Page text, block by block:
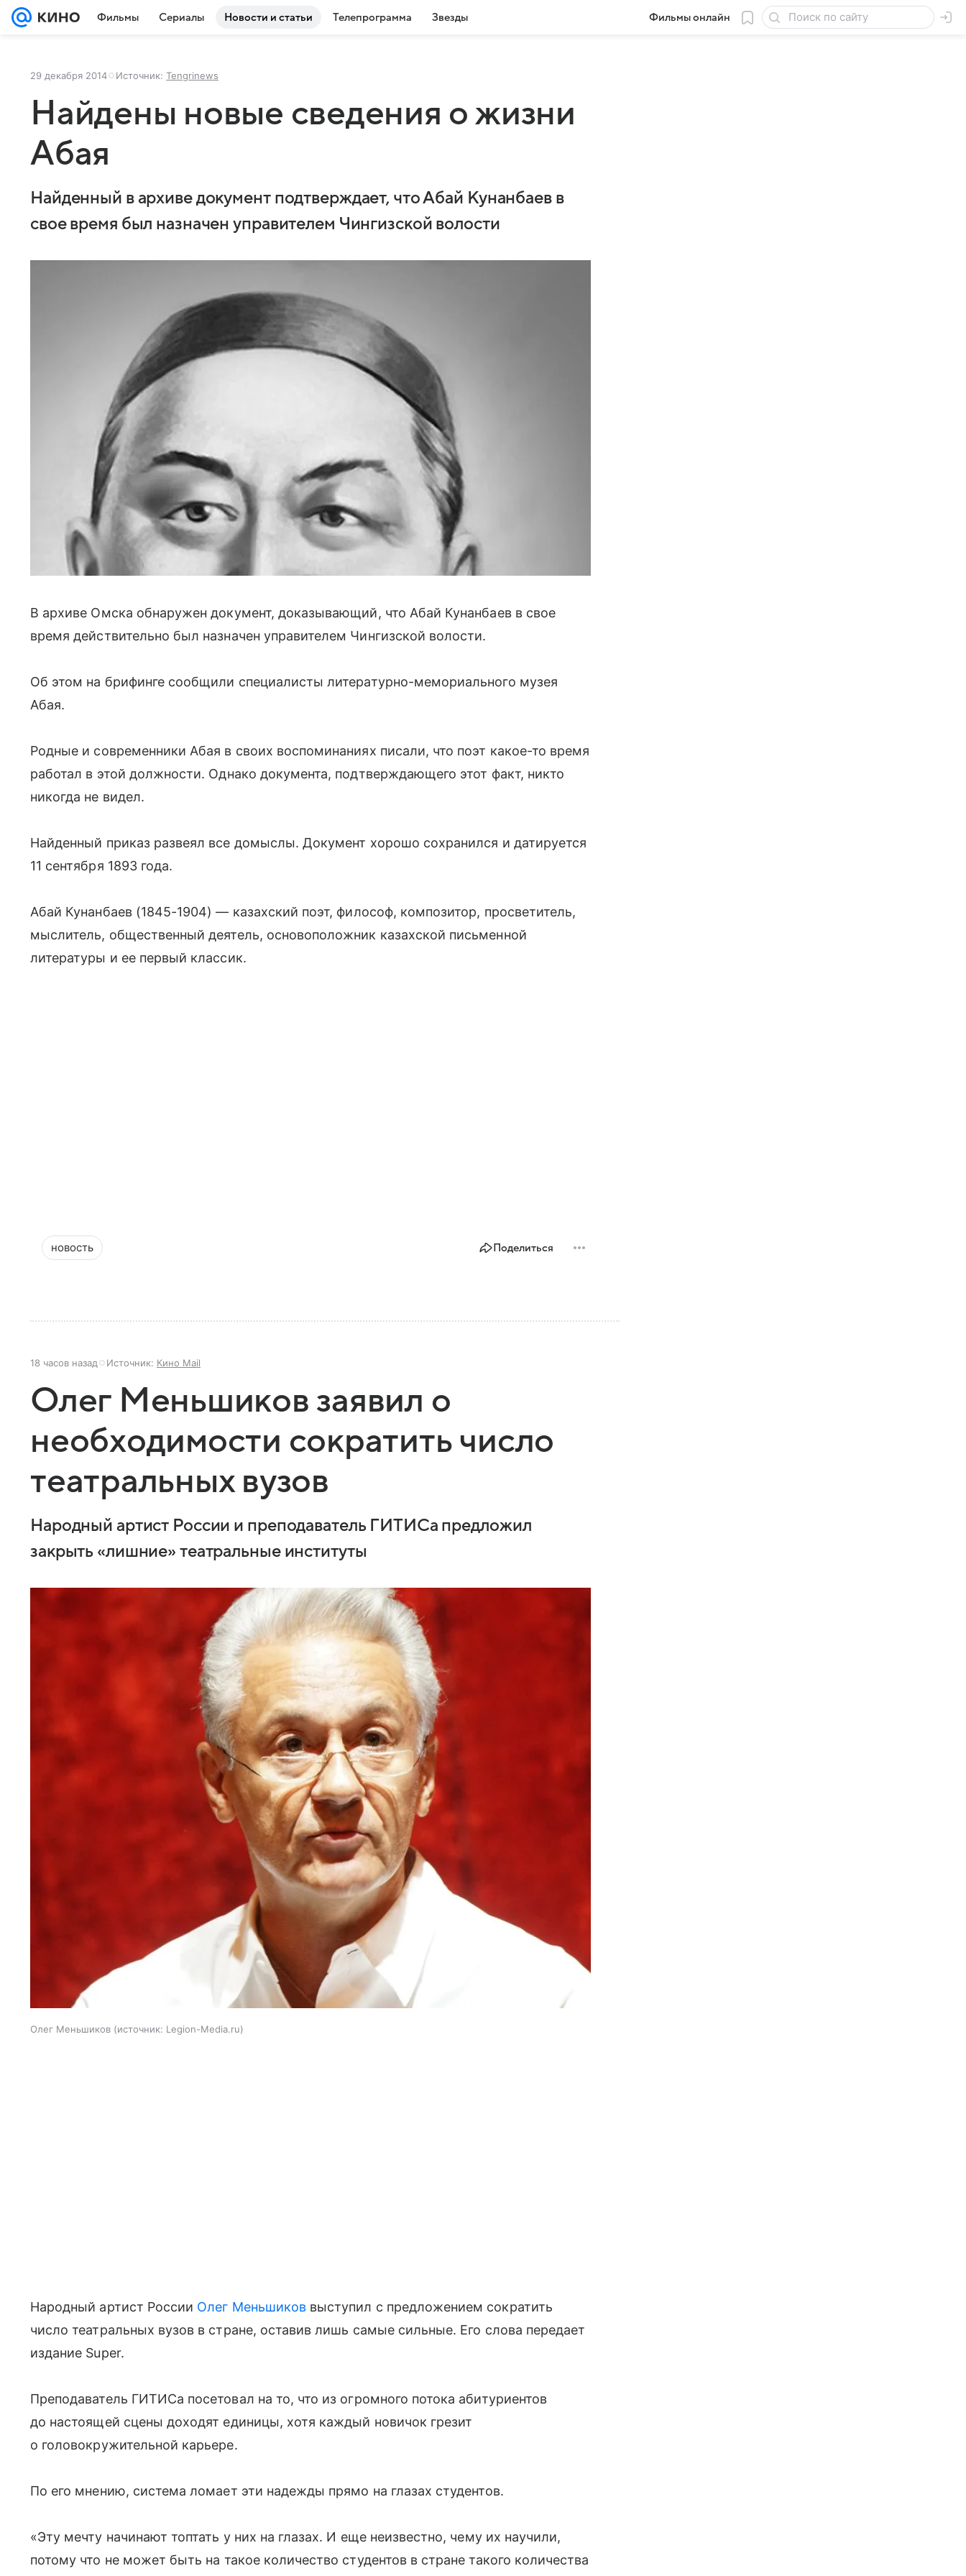
Фильмы Сериалы Новости и статьи Телепрограмма Звезды Фильмы онлайн
29 декабря 2014 Источник: Tengrinews
Найдены новые сведения о жизни
Абая
Найденный в архиве документ подтверждает, что Абай Кунанбаев в
свое время был назначен управителем Чингизской волости
В архиве Омска обнаружен документ, доказывающий, что Абай Кунанбаев в свое
время действительно был назначен управителем Чингизской волости.
Об этом на брифинге сообщили специалисты литературно-мемориального музея
Абая.
Родные и современники Абая в своих воспоминаниях писали, что поэт какое-то время
работал в этой должности. Однако документа, подтверждающего этот факт, никто
никогда не видел.
Найденный приказ развеял все домыслы. Документ хорошо сохранился и датируется
11 сентября 1893 года.
Абай Кунанбаев (1845-1904) — казахский поэт, философ, композитор, просветитель,
мыслитель, общественный деятель, основоположник казахской письменной
литературы и ее первый классик.
новость Поделиться
18 часов назад Источник: Кино Mail
Олег Меньшиков заявил о
необходимости сократить число
театральных вузов
Народный артист России и преподаватель ГИТИСа предложил
закрыть «лишние» театральные институты
Олег Меньшиков источник: Legion-Media.ru
Народный артист России Олег Меньшиков выступил с предложением сократить
число театральных вузов в стране, оставив лишь самые сильные. Его слова передает
издание Super.
Преподаватель ГИТИСа посетовал на то, что из огромного потока абитуриентов
до настоящей сцены доходят единицы, хотя каждый новичок грезит
о головокружительной карьере.
По его мнению, система ломает эти надежды прямо на глазах студентов.
«Эту мечту начинают топтать у них на глазах. И еще неизвестно, чему их научили,
потому что не может быть на такое количество студентов в стране такого количества